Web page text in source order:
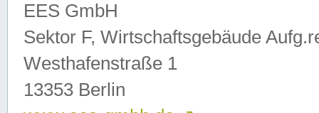
EES GmbH
Sektor F, Wirtschaftsgebäude
Westhafenstraße 1
13353 Berlin